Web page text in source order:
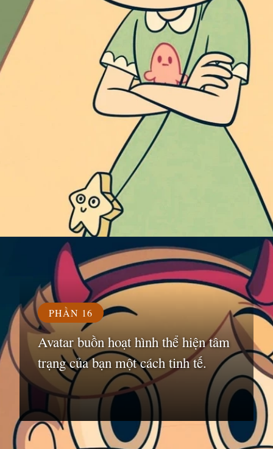
Đang mởhttps://susach.edu.vn/avatar-hoat-hinh
PHẦN 16
Avatar buồn hoạt hình thể hiện tâm
trạng của bạn một cách tinh tế.